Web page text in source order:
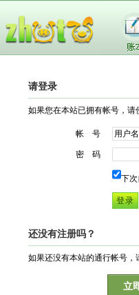
请登录
如果您在本站已拥有帐号，
帐 号
密 码
下
还没有注册吗？
如果还没有本站的通行帐号，
立